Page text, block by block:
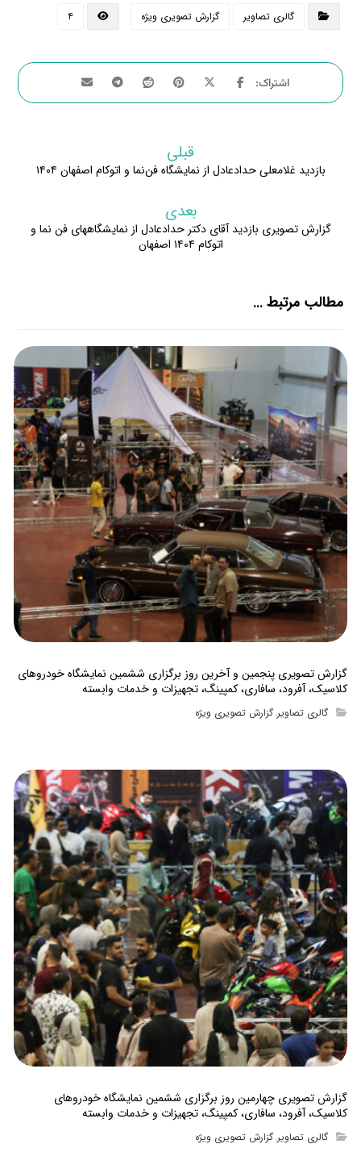
گالری تصاویر گزارش تصویری ویژه ۴
قبلی
بازدید غلامعلی حدادعادل از نمایشگاه فن‌نما و اتوکام اصفهان ۱۴۰۴
بعدی
گزارش تصویری بازدید آقای دکتر حدادعادل از نمایشگاههای فن نما و
اتوکام ۱۴۰۴ اصفهان
مطالب مرتبط ...
گزارش تصویری پنجمین و آخرین روز برگزاری ششمین نمایشگاه خودروهای
کلاسیک، آفرود، سافاری، کمپینگ، تجهیزات و خدمات وابسته
گالری تصاویر,گزارش تصویری ویژه
گزارش تصویری چهارمین روز برگزاری ششمین نمایشگاه خودروهای
کلاسیک، آفرود، سافاری، کمپینگ، تجهیزات و خدمات وابسته
گالری تصاویر,گزارش تصویری ویژه